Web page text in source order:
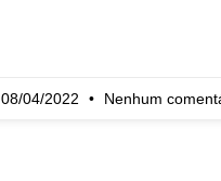
08/04/2022 Nenhum